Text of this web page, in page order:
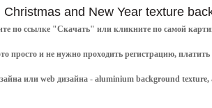
and New Year texture
по ссылке "Скачать" или кликните по самой
просто и не нужно проходить регистрацию,
или web дизайна - aluminium background texture,